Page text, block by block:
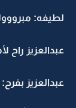
لطيفه:
عبدالعزيز راح
عبدالعزيز